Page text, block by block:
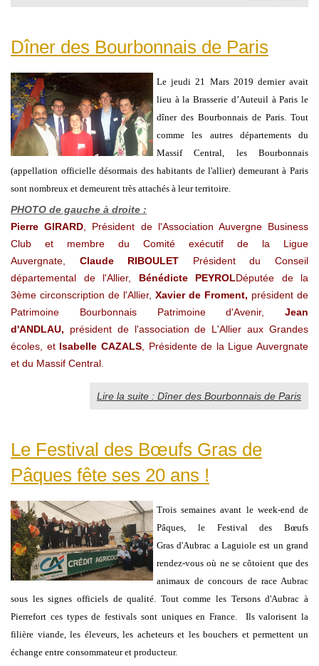
Dîner des Bourbonnais de Paris
Le jeudi 21 Mars 2019 dernier avait
lieu à la Brasserie d’Auteuil à Paris le
dîner des Bourbonnais de Paris. Tout
comme les autres départements du
Massif Central, les Bourbonnais
(appellation officielle désormais des habitants de l'allier) demeurant à Paris
sont nombreux et demeurent très attachés à leur territoire.
PHOTO de gauche à droite :
Pierre GIRARD , Président de l'Association Auvergne Business
Club et membre du Comité exécutif de la Ligue
Auvergnate, Claude RIBOULET Président du Conseil
départemental de l'Allier, Bénédicte PEYROLDéputée de la
3ème circonscription de l'Allier, Xavier de Froment, président de
Patrimoine Bourbonnais
Patrimoine d'Avenir,
Jean
d'ANDLAU, président de l'association de L'Allier aux Grandes
écoles, etIsabelle CAZALS, Présidente de la Ligue Auvergnate
et du Massif Central.
Lire la suite : Dîner des Bourbonnais de Paris
Le Festival des Bœufs Gras de
Pâques fête ses 20 ans !
Trois semaines avant le week-end de
Pâques, le Festival des Bœufs
Gras d'Aubrac a Laguiole est un grand
rendez-vous où ne se côtoient que des
animaux de concours de race Aubrac
sous les signes officiels de qualité. Tout comme les Tersons d'Aubrac à
Pierrefort ces types de festivals sont uniques en France. Ils valorisent la
filière viande, les éleveurs, les acheteurs et les bouchers et permettent un
échange entre consommateur et producteur.